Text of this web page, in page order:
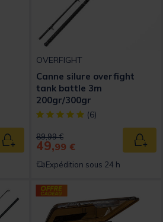
Rating
Ajouter au panier
OVERFIGHT
Canne silure overfight
tank battle 3m
200gr/300gr
[object Object] out of 5
(6)
Price reduced from
89,99 €to
49,99 €
Expédition sous 24 h